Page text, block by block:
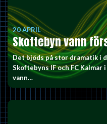
20 APRIL
Skoftebyn vann
Det bjöds på stor dramatik i
Skoftebyns IF och FC
vann…